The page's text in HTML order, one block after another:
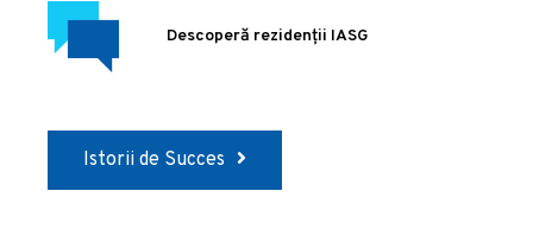
Descoperă rezidenții IASG
Istorii de Succes